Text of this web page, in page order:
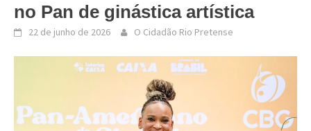
no Pan de ginástica artística
22 de junho de 2026 O Cidadão Rio Pretense